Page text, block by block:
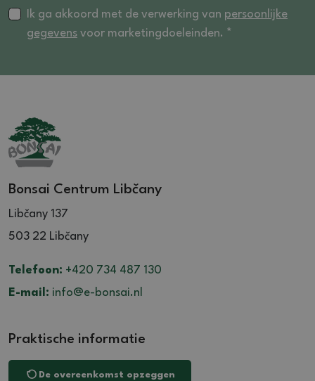
Ik ga akkoord met de verwerking van persoonlijke
gegevens voor marketingdoeleinden. *
Bonsai Centrum Libčany
Libčany 137
503 22 Libčany
Telefoon: +420 734 487 130
E-mail: info@e-bonsai.nl
Praktische informatie
De overeenkomst opzeggen